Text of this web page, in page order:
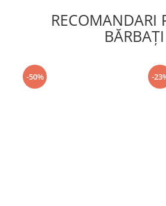
RECOMANDARI
BĂRBAŢI
-50% -